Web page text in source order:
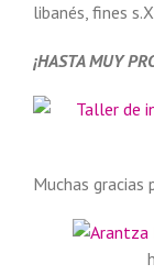
libanés, fines
¡HASTA MUY
Muchas